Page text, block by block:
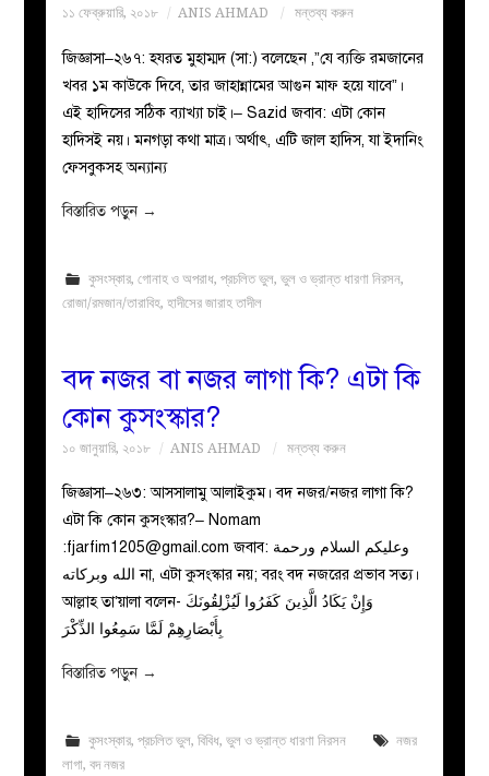
১১ ফেব্রুয়ারি, ২০১৮ ANIS AHMAD মন্তব্য করুন
জিজ্ঞাসা–২৬৭: হযরত মুহাম্মদ (সা:) বলেছেন ,”যে ব্যক্তি রমজানের
খবর ১ম কাউকে দিবে, তার জাহান্নামের আগুন মাফ হয়ে যাবে”।
এই হাদিসের সঠিক ব্যাখ্যা চাই।– Sazid জবাব: এটা কোন
হাদিসই নয়। মনগড়া কথা মাত্র। অর্থাৎ, এটি জাল হাদিস, যা ইদানিং
ফেসবুকসহ অন্যান্য
বিস্তারিত পড়ুন →
কুসংস্কার, গোনাহ ও অপরাধ, প্রচলিত ভুল, ভুল ও ভ্রান্ত ধারণা নিরসন,
রোজা/রমজান/তারাবিহ,হাদীসের জারাহ তাদীল
বদ নজর বা নজর লাগা কি? এটা কি
কোন কুসংস্কার?
১০ জানুয়ারি, ২০১৮ ANIS AHMAD মন্তব্য করুন
জিজ্ঞাসা–২৬৩: আসসালামু আলাইকুম। বদ নজর/নজর লাগা কি?
এটা কি কোন কুসংস্কার?– Nomam
:fjarfim1205@gmail.com জবাব: وعليكم السلام ورحمة
الله وبركاته না, এটা কুসংস্কার নয়; বরং বদ নজরের প্রভাব সত্য।
আল্লাহ তা’য়ালা বলেন- وَإِنْ يَكَادُ الَّذِينَ كَفَرُوا لَيُزْلِقُونَكَ
بِأَبْصَارِهِمْ لَمَّا سَمِعُوا الذِّكْرَ
বিস্তারিত পড়ুন →
কুসংস্কার, প্রচলিত ভুল, বিবিধ, ভুল ও ভ্রান্ত ধারণা নিরসন
নজর
লাগা,বদ নজর